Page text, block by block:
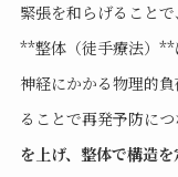
緊張を和らげること
**整体（徒手療法）**
神経にかかる物理的
ることで再発予防につ
を上げ、整体で構造